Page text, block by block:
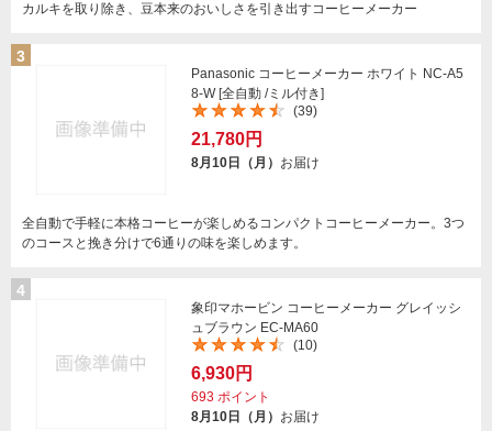
カルキを取り除き、豆本来のおいしさを引き出すコーヒーメーカー
3
Panasonic コーヒーメーカー ホワイト NC-A5
8-W [全自動 /ミル付き]
(39)
21,780円
8月10日（月） お届け
全自動で手軽に本格コーヒーが楽しめるコンパクトコーヒーメーカー。3つ
のコースと挽き分けで6通りの味を楽しめます。
4
象印マホービン コーヒーメーカー グレイッシ
ュブラウン EC-MA60
(10)
6,930円
693 ポイント
8月10日（月） お届け